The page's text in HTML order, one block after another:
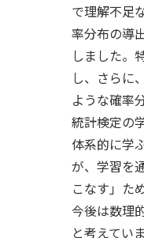
で理解不足
率分布の導
しました。
し、さらに
ような確率
統計検定の
体系的に学
が、学習を
こなす」た
今後は数理
と考えていま